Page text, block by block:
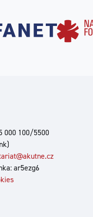
000 100/5500
ar5ezg6